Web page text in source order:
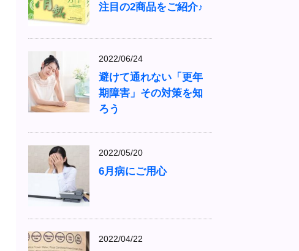
注目の2商品をご紹介♪
2022/06/24
避けて通れない「更年
期障害」その対策を知
ろう
2022/05/20
6月病にご用心
2022/04/22